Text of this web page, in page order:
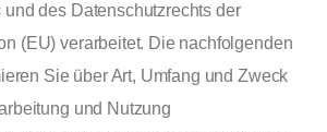
und des Datenschutzrechts der
(EU) verarbeitet. Die nachfolgenden
Sie über Art, Umfang und Zweck
und Nutzung